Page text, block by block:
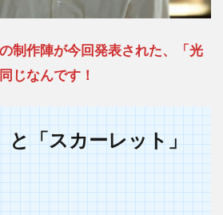
制作陣が今回発表された、「光
じなんです！
と「スカーレット」